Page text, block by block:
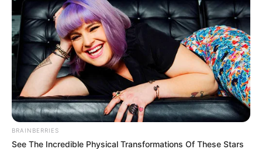
BRAINBERRIES
See The Incredible Physical Transformations Of These Stars